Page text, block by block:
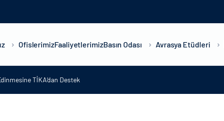
OfislerimizFaaliyetlerimizBasın Odası Avrasya Etüdleri
TİKA‘dan Destek